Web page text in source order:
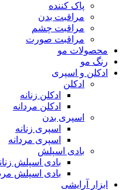
پاک کننده
مراقبت بدن
مراقبت چشم
مراقبت صورت
محصولات مو
رنگ مو
ادکلن و اسپری
ادکلن
ادکلن زنانه
ادکلن مردانه
اسپری بدن
اسپری زنانه
اسپری مردانه
بادی اسپلش
بادی اسپلش
بادی اسپلش
ابزار آرایشی